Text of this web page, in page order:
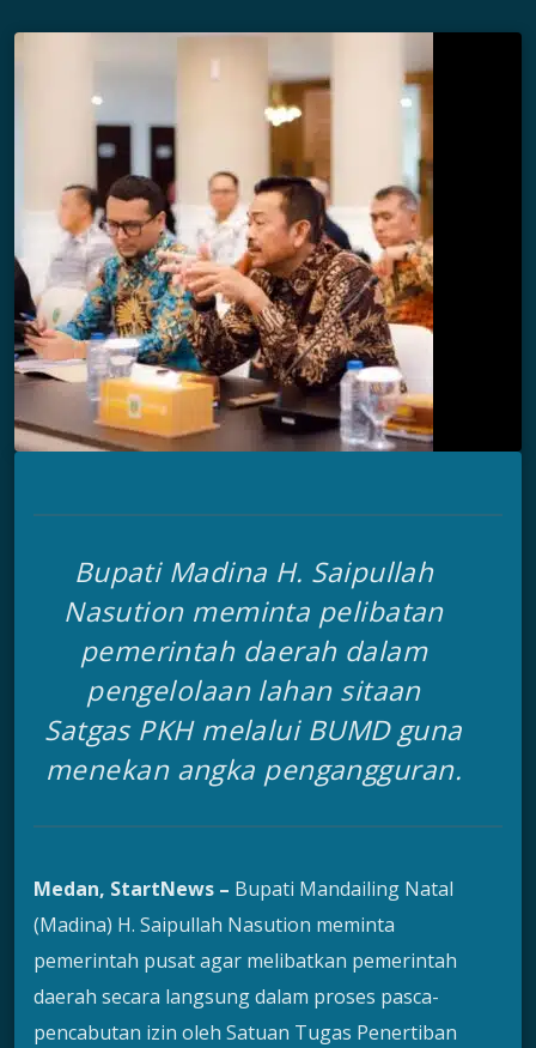
Bupati Madina H. Saipullah
Nasution meminta pelibatan
pemerintah daerah dalam
pengelolaan lahan sitaan
Satgas PKH melalui BUMD guna
menekan angka pengangguran.
Medan, StartNews – Bupati Mandailing Natal
(Madina) H. Saipullah Nasution meminta
pemerintah pusat agar melibatkan pemerintah
daerah secara langsung dalam proses pasca-
pencabutan izin oleh Satuan Tugas Penertiban